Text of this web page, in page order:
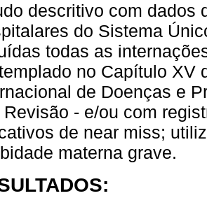
descritivo com dados
do Sistema
todas as
no Capítulo XV
de Doenças e
Revisão - e/ou com
de near miss;
materna grave.